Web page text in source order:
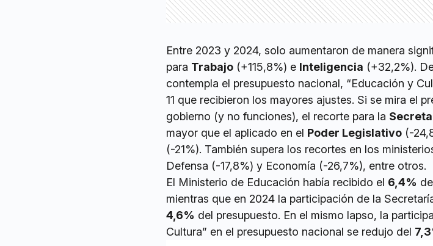
Entre 2023 y 2024, solo aumentaron de manera
para Trabajo (+115,8%) e Inteligencia (+32,2%).
contempla el presupuesto nacional, “Educación y
11 que recibieron los mayores ajustes. Si se mira el
gobierno (y no funciones), el recorte para la
mayor que el aplicado en el Poder Legislativo (-
(-21%). También supera los recortes en los
Defensa (-17,8%) y Economía (-26,7%), entre otros.
El Ministerio de Educación había recibido el 6,4%
mientras que en 2024 la participación de la
4,6% del presupuesto. En el mismo lapso, la
Cultura” en el presupuesto nacional se redujo del